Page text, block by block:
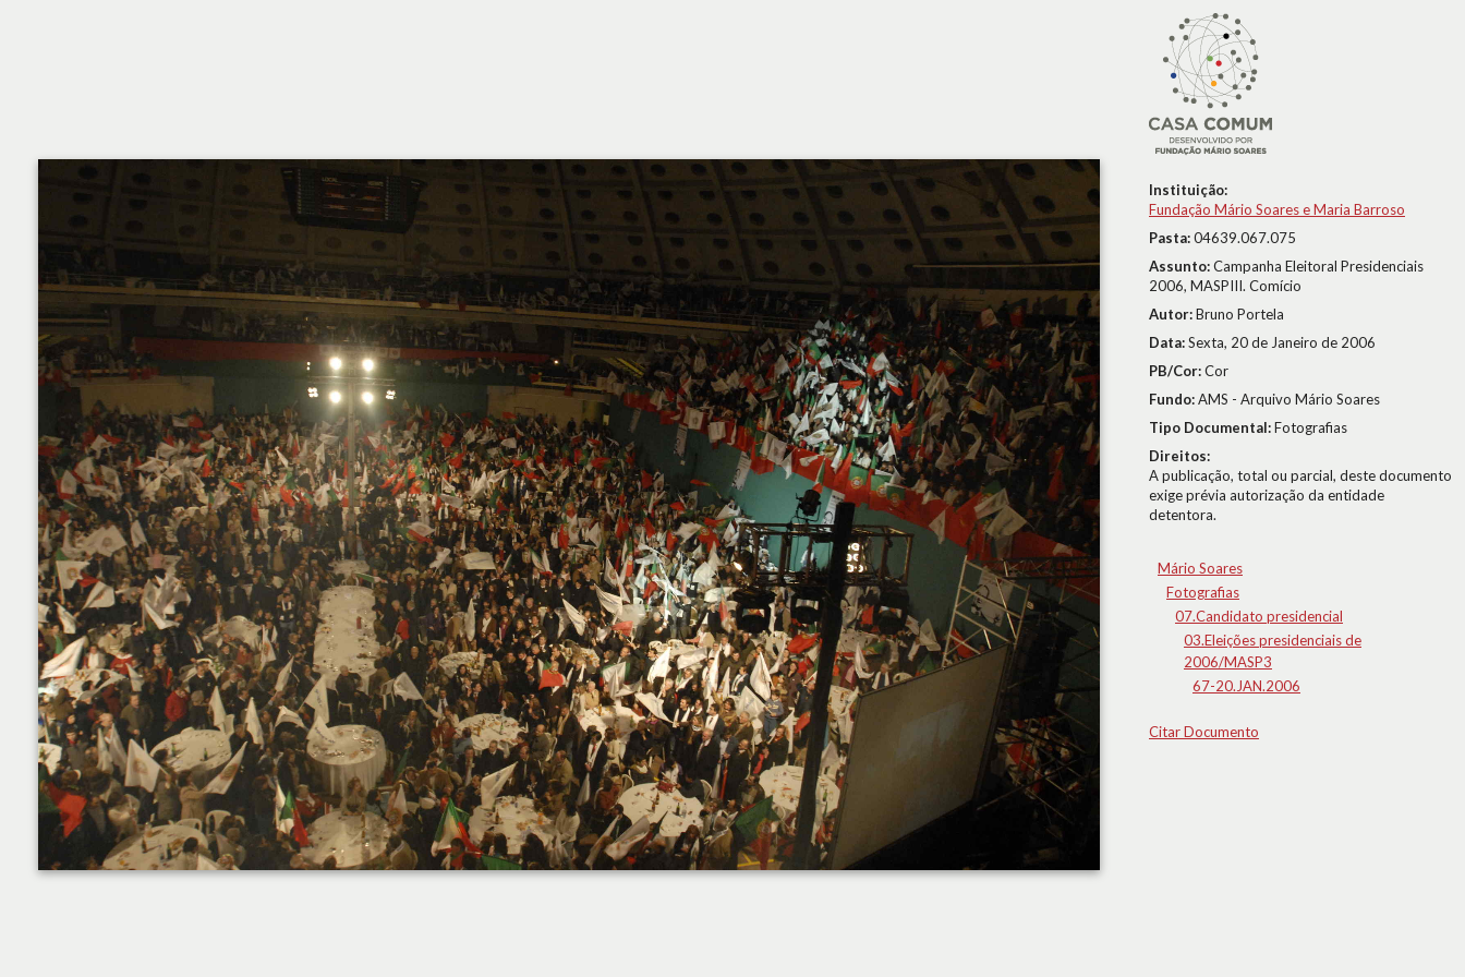
Instituição:
Fundação Mário Soares e Maria Barroso
Pasta:04639.067.075
Assunto:Campanha Eleitoral Presidenciais
2006, MASPIII. Comício
Autor:Bruno Portela
Data:Sexta, 20 de Janeiro de 2006
PB/Cor:Cor
Fundo:AMS - Arquivo Mário Soares
Tipo Documental:Fotografias
Direitos:
A publicação, total ou parcial, deste documento
exige prévia autorização da entidade
detentora.
Mário Soares
Fotografias
07.Candidato presidencial
03.Eleições presidenciais de
2006/MASP3
67-20.JAN.2006
Citar Documento